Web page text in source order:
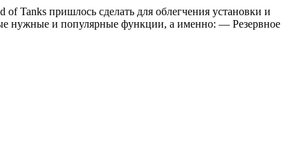
Tanks пришлось сделать для облегчения установки и
нужные и популярные функции, а именно: — Резервное